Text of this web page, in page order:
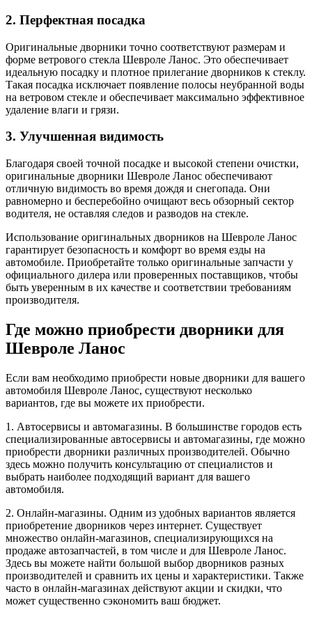
2. Перфектная посадка
Оригинальные дворники точно соответствуют размерам и
форме ветрового стекла Шевроле Ланос. Это обеспечивает
идеальную посадку и плотное прилегание дворников к стеклу.
Такая посадка исключает появление полосы неубранной воды
на ветровом стекле и обеспечивает максимально эффективное
удаление влаги и грязи.
3. Улучшенная видимость
Благодаря своей точной посадке и высокой степени очистки,
оригинальные дворники Шевроле Ланос обеспечивают
отличную видимость во время дождя и снегопада. Они
равномерно и бесперебойно очищают весь обзорный сектор
водителя, не оставляя следов и разводов на стекле.
Использование оригинальных дворников на Шевроле Ланос
гарантирует безопасность и комфорт во время езды на
автомобиле. Приобретайте только оригинальные запчасти у
официального дилера или проверенных поставщиков, чтобы
быть уверенным в их качестве и соответствии требованиям
производителя.
Где можно приобрести дворники для
Шевроле Ланос
Если вам необходимо приобрести новые дворники для вашего
автомобиля Шевроле Ланос, существуют несколько
вариантов, где вы можете их приобрести.
1. Автосервисы и автомагазины. В большинстве городов есть
специализированные автосервисы и автомагазины, где можно
приобрести дворники различных производителей. Обычно
здесь можно получить консультацию от специалистов и
выбрать наиболее подходящий вариант для вашего
автомобиля.
2. Онлайн-магазины. Одним из удобных вариантов является
приобретение дворников через интернет. Существует
множество онлайн-магазинов, специализирующихся на
продаже автозапчастей, в том числе и для Шевроле Ланос.
Здесь вы можете найти большой выбор дворников разных
производителей и сравнить их цены и характеристики. Также
часто в онлайн-магазинах действуют акции и скидки, что
может существенно сэкономить ваш бюджет.